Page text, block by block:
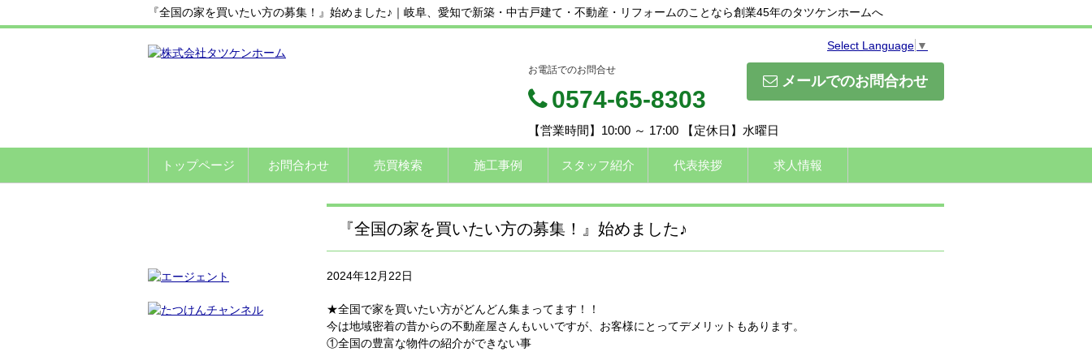
『全国の家を買いたい方の募集！』始めました♪｜岐阜、愛知で新築・中古戸建て・不動産・リフォームのことなら創業45年のタツケンホームへ
Select Language ▼
メールでのお問合わせ
お電話でのお問合せ
0574-65-8303
【営業時間】10:00 ～ 17:00 【定休日】水曜日
トップページ お問合わせ 売買検索 施工事例 スタッフ紹介 代表挨拶 求人情報
『全国の家を買いたい方の募集！』始めました♪
2024年12月22日
★全国で家を買いたい方がどんどん集まってます！！
今は地域密着の昔からの不動産屋さんもいいですが、お客様にとってデメリットもあります。
①全国の豊富な物件の紹介ができない事